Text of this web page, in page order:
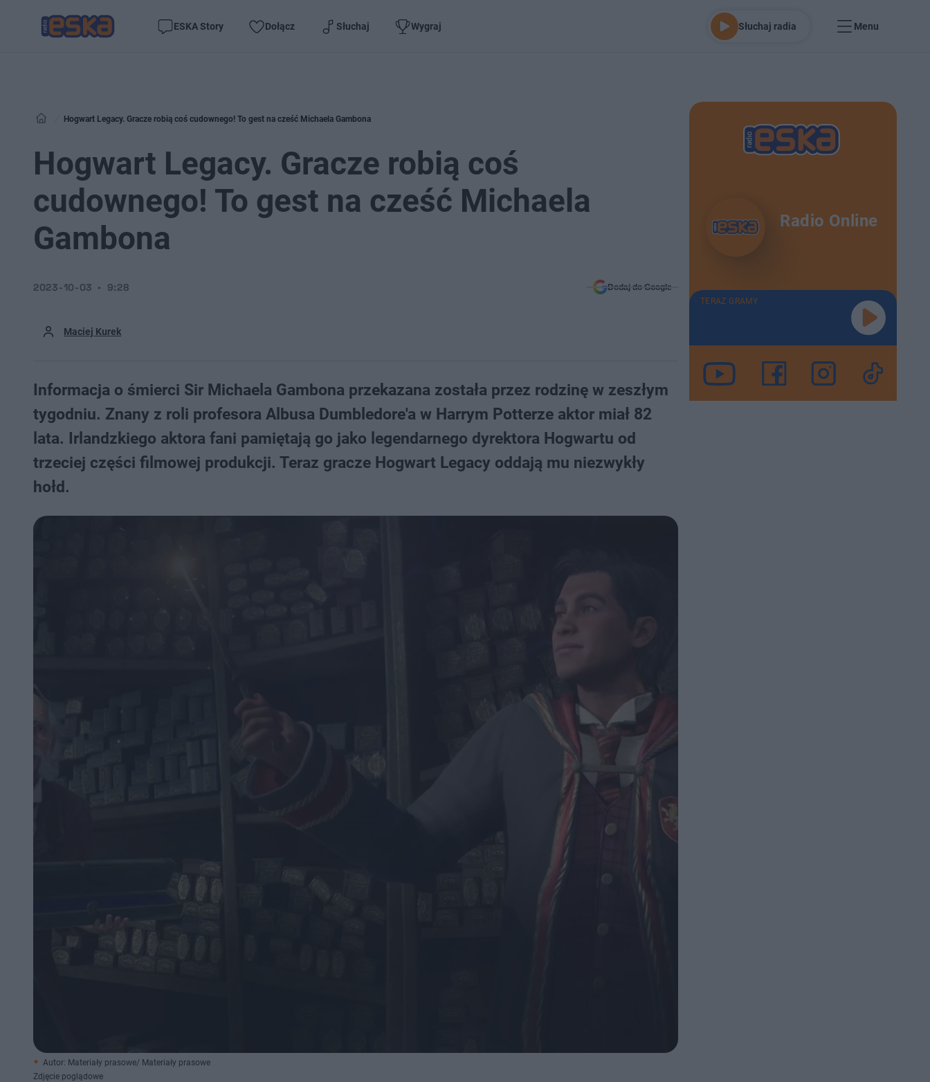
ESKA Story Dołącz Słuchaj Wygraj Słuchaj radia Menu
Hogwart Legacy. Gracze robią coś cudownego! To gest na cześć Michaela Gambona
Hogwart Legacy. Gracze robią coś
cudownego! To gest na cześć Michaela
Gambona
Maciej Kurek
2023-10-03 9:28 Dodaj do Google
Informacja o śmierci Sir Michaela Gambona przekazana została przez rodzinę w zeszłym
tygodniu. Znany z roli profesora Albusa Dumbledore'a w Harrym Potterze aktor miał 82
lata. Irlandzkiego aktora fani pamiętają go jako legendarnego dyrektora Hogwartu od
trzeciej części filmowej produkcji. Teraz gracze Hogwart Legacy oddają mu niezwykły
hołd.
Autor: Materiały prasowe/ Materiały prasowe
Zdjęcie poglądowe
Radio Online
TERAZ GRAMY